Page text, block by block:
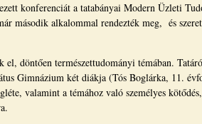
konferenciát a tatabányai Modern Üzleti
második alkalommal rendezték meg, és
el, döntően természettudományi témában.
Gimnázium két diákja (Tós Boglárka, 11.
valamint a témához való személyes